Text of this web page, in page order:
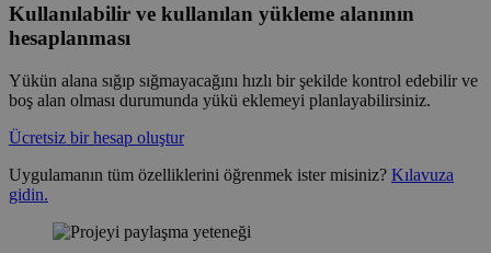
Kullanılabilir ve kullanılan yükleme alanının
hesaplanması
Yükün alana sığıp sığmayacağını hızlı bir şekilde kontrol edebilir ve
boş alan olması durumunda yükü eklemeyi planlayabilirsiniz.
Ücretsiz bir hesap oluştur
Uygulamanın tüm özelliklerini öğrenmek ister misiniz? Kılavuza
gidin.